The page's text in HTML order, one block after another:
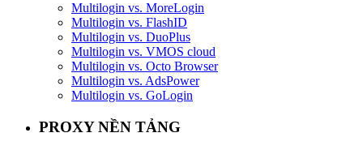
Multilogin vs. MoreLogin
Multilogin vs. FlashID
Multilogin vs. DuoPlus
Multilogin vs. VMOS cloud
Multilogin vs. Octo Browser
Multilogin vs. AdsPower
Multilogin vs. GoLogin
PROXY NỀN TẢNG